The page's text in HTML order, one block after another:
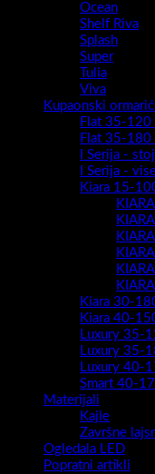
Ocean
Shelf Riva
Splash
Super
Tulia
Viva
Kupaonski
Flat 35-120
Flat 35-180
I Serija -
I Serija -
Kiara 15-
Kiara 30-
Kiara 40-
Luxury 35-
Luxury 35-
Luxury 40-
Smart 40-
Materijali
Kajle
Završne
Ogledala LED
Popratni artikli